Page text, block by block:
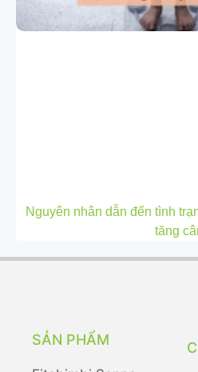
Nguyên nhân dẫn đến tình
tăng
SẢN PHẨM